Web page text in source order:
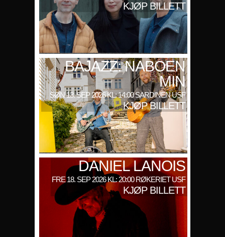
KJØP BILLETT
BAJAZZ: NABOEN
MIN
SØN 13. SEP 2026 KL: 14:00 SARDINEN USF
KJØP BILLETT
DANIEL LANOIS
FRE 18. SEP 2026 KL: 20:00 RØKERIET USF
KJØP BILLETT